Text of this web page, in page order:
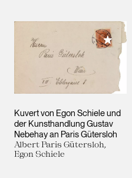
Kuvert von Egon Schiele und
der Kunsthandlung Gustav
Nebehay an Paris Gütersloh
Albert Paris Gütersloh,
Egon Schiele